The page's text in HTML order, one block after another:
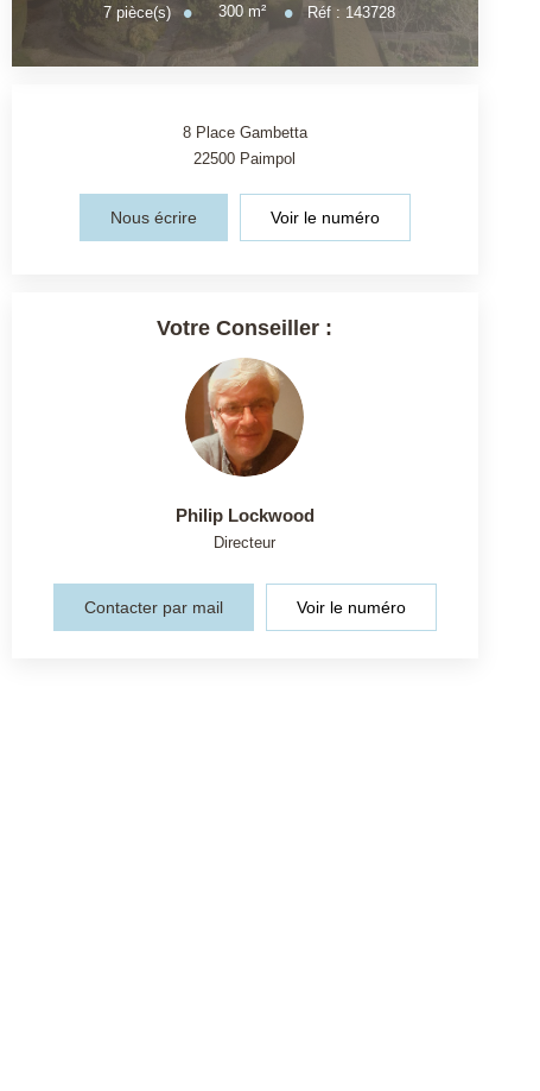
7pièce(s) 300 m² Réf : 143728
8 Place Gambetta
22500 Paimpol
Nous écrire Voir le numéro
Votre Conseiller :
Philip Lockwood
Directeur
Contacter par mail Voir le numéro